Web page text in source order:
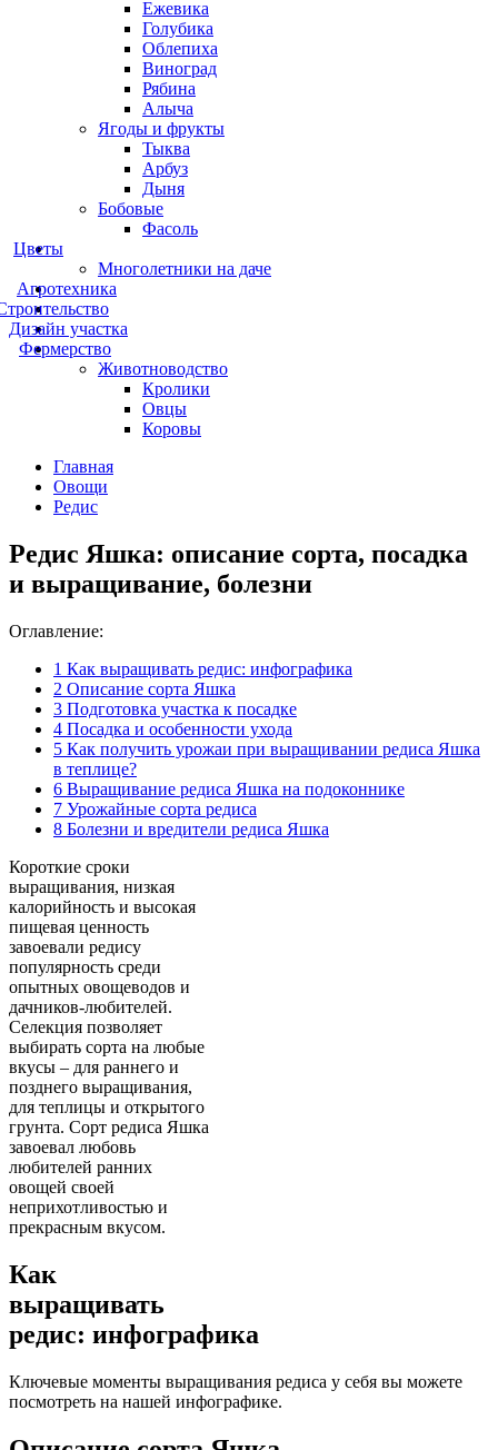
Ежевика
Голубика
Облепиха
Виноград
Рябина
Алыча
Ягоды и фрукты
Тыква
Арбуз
Дыня
Бобовые
Фасоль
Цветы
Многолетники на даче
Агротехника
Дизайн участка
Фермерство
Животноводство
Кролики
Овцы
Коровы
Главная
Овощи
Редис
Редис Яшка: описание сорта, посадка
и выращивание, болезни
Оглавление:
1 Как выращивать редис: инфографика
2 Описание сорта Яшка
3 Подготовка участка к посадке
4 Посадка и особенности ухода
5 Как получить урожаи при выращивании редиса Яшка
в теплице?
6 Выращивание редиса Яшка на подоконнике
7 Урожайные сорта редиса
8 Болезни и вредители редиса Яшка
Короткие сроки
выращивания, низкая
калорийность и высокая
пищевая ценность
завоевали редису
популярность среди
опытных овощеводов и
дачников-любителей.
Селекция позволяет
выбирать сорта на любые
вкусы – для раннего и
позднего выращивания,
для теплицы и открытого
грунта. Сорт редиса Яшка
завоевал любовь
любителей ранних
овощей своей
неприхотливостью и
прекрасным вкусом.
Как
выращивать
редис: инфографика
Ключевые моменты выращивания редиса у себя вы можете
посмотреть на нашей инфографике.